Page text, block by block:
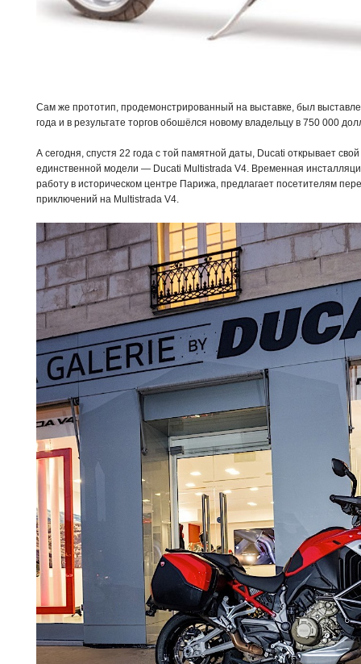
Сам же прототип, продемонстрированный на выставке, был
года и в результате торгов обошёлся новому владельцу в 750 000
А сегодня, спустя 22 года с той памятной даты, Ducati открывает
единственной модели — Ducati Multistrada V4. Временная
работу в историческом центре Парижа, предлагает посетителям
приключений на Multistrada V4.